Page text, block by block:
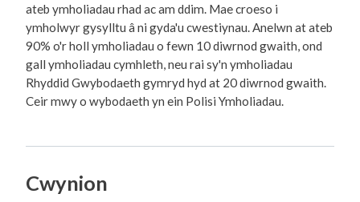
ateb ymholiadau rhad ac am ddim. Mae croeso i
ymholwyr gysylltu â ni gyda'u cwestiynau. Anelwn at ateb
90% o'r holl ymholiadau o fewn 10 diwrnod gwaith, ond
gall ymholiadau cymhleth, neu rai sy'n ymholiadau
Rhyddid Gwybodaeth gymryd hyd at 20 diwrnod gwaith.
Ceir mwy o wybodaeth yn ein Polisi Ymholiadau.
Cwynion